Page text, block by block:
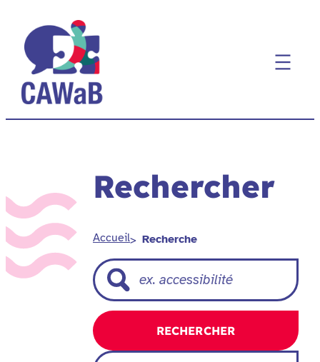
contenu
Rechercher
Accueil Recherche
Rechercher :
RECHERCHER